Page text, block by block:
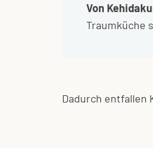
Von
Traumküche
Dadurch entfallen